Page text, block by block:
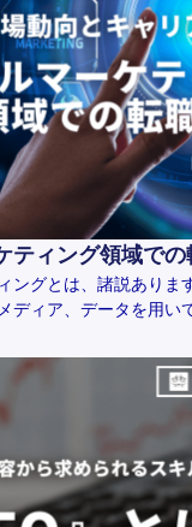
ティング領域での
ングとは、諸説ありま
ディア、データを用い